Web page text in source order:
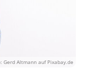
Gerd Altmann auf Pixabay.de